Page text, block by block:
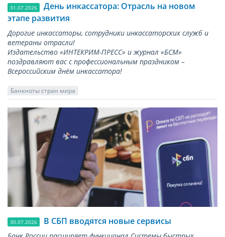
31.07.2026
День инкассатора: Отрасль на новом
этапе развития
Дорогие инкассаторы, сотрудники инкассаторских служб и
ветераны отрасли!
Издательство «ИНТЕКРИМ-ПРЕСС» и журнал «БСМ»
поздравляют вас с профессиональным праздником –
Всероссийским днём инкассатора!
Банкноты стран мира
30.07.2026 В СБП вводятся новые сервисы